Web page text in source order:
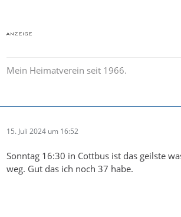
Mein Heimatverein seit 1966.
15. Juli 2024 um 16:52
Sonntag 16:30 in Cottbus ist das geilste
weg. Gut das ich noch 37 habe.